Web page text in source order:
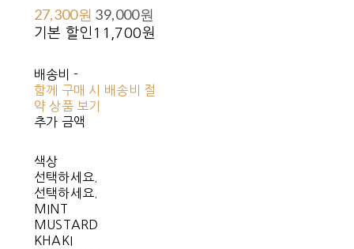
27,300원 39,000원
기본 할인 11,700원
배송비 -
함께 구매 시 배송비 절
약 상품 보기
추가 금액
색상
선택하세요.
선택하세요.
MINT
MUSTARD
KHAKI